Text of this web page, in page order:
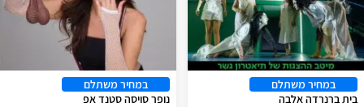
במחיר משתלם
בית ברנרדה אלבה
במחיר משתלם
נופר סויסה סטנד אפ